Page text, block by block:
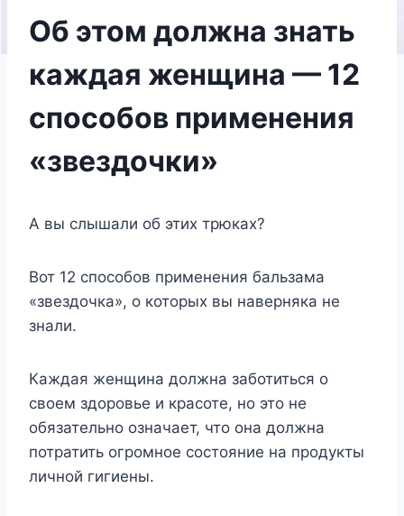
Об этом должна знать
каждая женщина — 12
способов применения
«звездочки»
А вы слышали об этих трюках?
Вот 12 способов применения бальзама
«звездочка», о которых вы наверняка не
знали.
Каждая женщина должна заботиться о
своем здоровье и красоте, но это не
обязательно означает, что она должна
потратить огромное состояние на продукты
личной гигиены.